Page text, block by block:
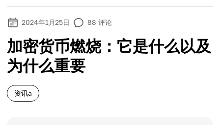
2024年1月25日 88 评论
加密货币燃烧：它是什么以及
为什么重要
资讯a